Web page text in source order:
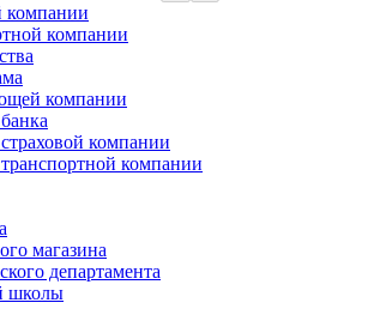
компании
компании
компании
компании
компании
магазина
департамента
школы